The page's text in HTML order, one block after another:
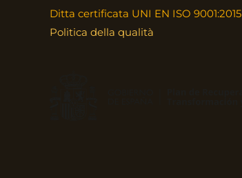
Ditta certificata UNI EN ISO 9001:2015
Politica della qualità